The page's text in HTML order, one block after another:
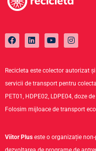
Recicleta este colector autorizat
servicii de transport pentru
PET01, HDPE02, LDPE04, doze
Folosim mijloace de transport
Viitor Plus este o organizație